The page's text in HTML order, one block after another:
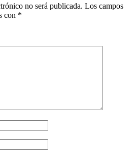
no será publicada. Los campos
con *